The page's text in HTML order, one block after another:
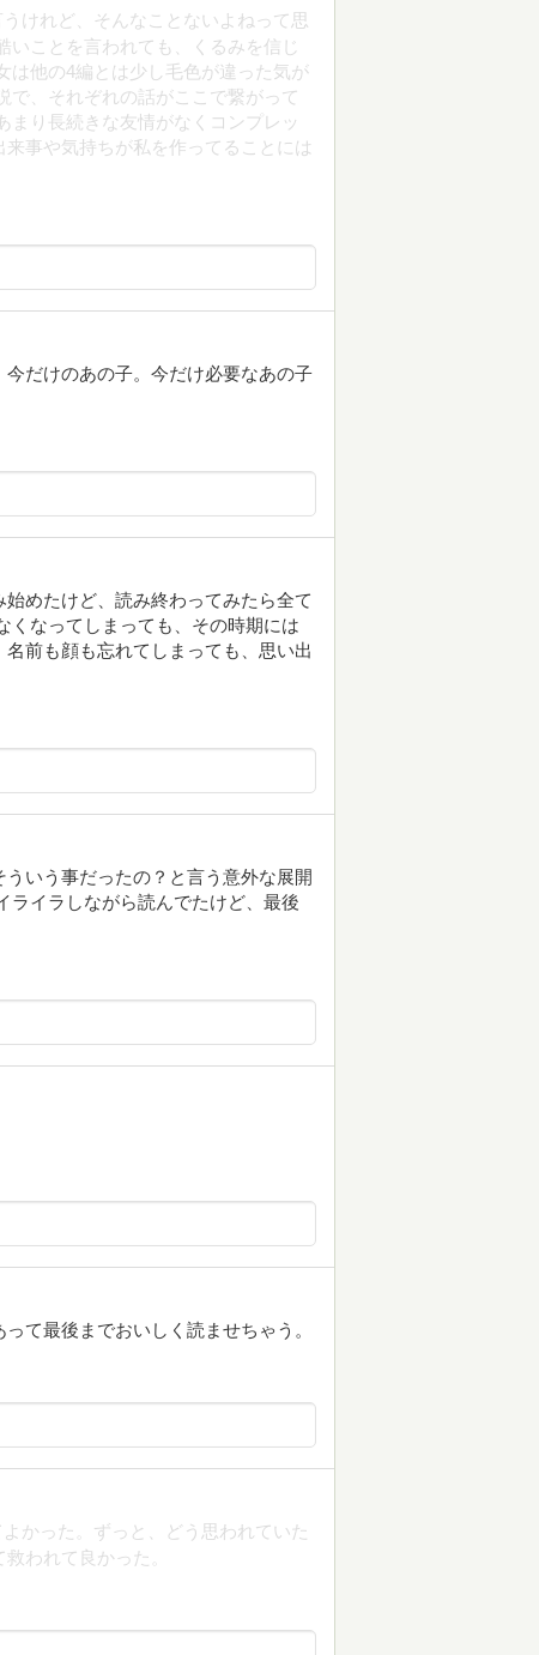
けれど、そんなことないよねって思
いことを言われても、くるみを信じ
は他の4編とは少し毛色が違った気が
で、それぞれの話がここで繋がって
まり長続きな友情がなくコンプレッ
事や気持ちが私を作ってることには
だけのあの子。今だけ必要なあの子
めたけど、読み終わってみたら全て
くなってしまっても、その時期には
前も顔も忘れてしまっても、思い出
いう事だったの？と言う意外な展開
ライラしながら読んでたけど、最後
て最後までおいしく読ませちゃう。
かった。ずっと、どう思われていた
われて良かった。